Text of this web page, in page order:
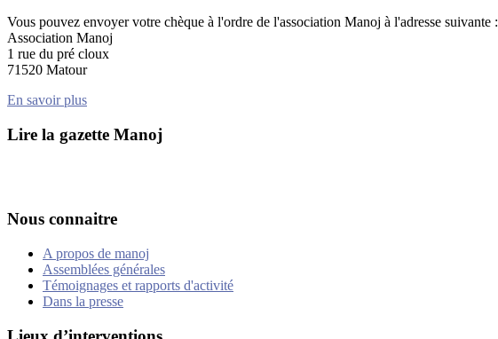
Vous pouvez envoyer votre chèque à l'ordre de l'association Manoj à l'adresse suivante :
Association Manoj
1 rue du pré cloux
71520 Matour
En savoir plus
Lire la gazette Manoj
Nous connaitre
A propos de manoj
Assemblées générales
Témoignages et rapports d'activité
Dans la presse